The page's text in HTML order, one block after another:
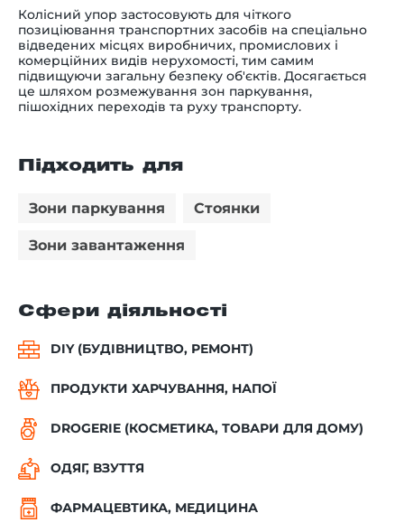
Колісний упор застосовують для чіткого
позиціювання транспортних засобів на спеціально
відведених місцях виробничих, промислових і
комерційних видів нерухомості, тим самим
підвищуючи загальну безпеку об'єктів. Досягається
це шляхом розмежування зон паркування,
пішохідних переходів та руху транспорту.
Підходить для
Зони паркування Стоянки
Зони завантаження
Сфери діяльності
DIY (БУДІВНИЦТВО, РЕМОНТ)
ПРОДУКТИ ХАРЧУВАННЯ, НАПОЇ
DROGERIE (КОСМЕТИКА, ТОВАРИ ДЛЯ ДОМУ)
ОДЯГ, ВЗУТТЯ
ФАРМАЦЕВТИКА, МЕДИЦИНА